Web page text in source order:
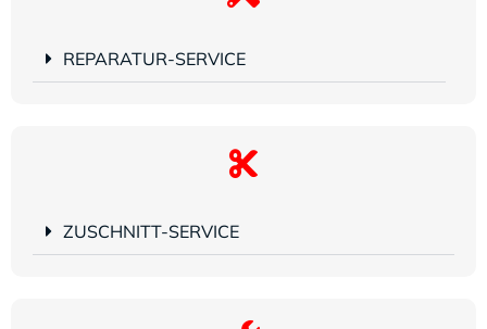
REPARATUR-SERVICE
ZUSCHNITT-SERVICE